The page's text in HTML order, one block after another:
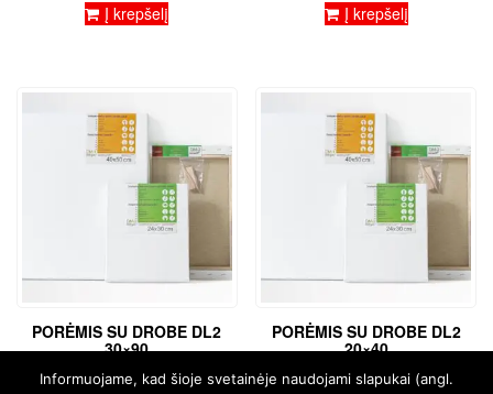
Į krepšelį Į krepšelį
PORĖMIS SU DROBE DL2
30×90
€20,31
PORĖMIS SU DROBE DL2
20×40
€ 8,04
Informuojame, kad šioje svetainėje naudojami slapukai (angl.